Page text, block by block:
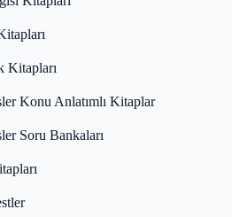
Kitapları
Konu Anlatımlı Kitaplar
Soru Bankaları